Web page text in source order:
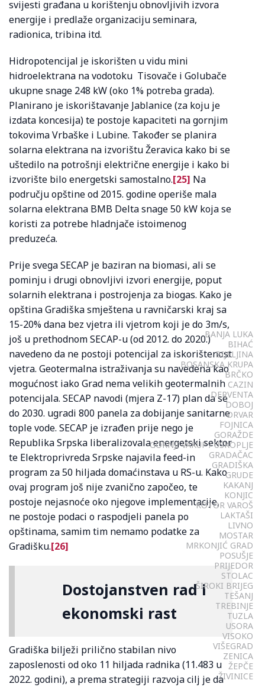
svijesti građana u korištenju obnovljivih izvora
energije i predlaže organizaciju seminara,
radionica, tribina itd.
Hidropotencijal je iskorišten u vidu mini
hidroelektrana na vodotoku Tisovače i Golubače
ukupne snage 248 kW (oko 1% potreba grada).
Planirano je iskorištavanje Jablanice (za koju je
izdata koncesija) te postoje kapaciteti na gornjim
tokovima Vrbaške i Lubine. Također se planira
solarna elektrana na izvorištu Žeravica kako bi se
uštedilo na potrošnji električne energije i kako bi
izvorište bilo energetski samostalno.[25] Na
području opštine od 2015. godine operiše mala
solarna elektrana BMB Delta snage 50 kW koja se
koristi za potrebe hladnjače istoimenog
preduzeća.
Prije svega SECAP je baziran na biomasi, ali se
pominju i drugi obnovljivi izvori energije, poput
solarnih elektrana i postrojenja za biogas. Kako je
opština Gradiška smještena u ravničarski kraj sa
15-20% dana bez vjetra ili vjetrom koji je do 3m/s,
još u prethodnom SECAP-u (od 2012. do 2020.)
navedeno da ne postoji potencijal za iskorištenost
vjetra. Geotermalna istraživanja su navedena kao
mogućnost iako Grad nema velikih geotermalnih
potencijala. SECAP navodi (mjera Z-17) plan da se
do 2030. ugradi 800 panela za dobijanje sanitarne
tople vode. SECAP je izrađen prije nego je
Republika Srpska liberalizovala energetski sektor
te Elektroprivreda Srpske najavila feed-in
program za 50 hiljada domaćinstava u RS-u. Kako
ovaj program još nije zvanično započeo, te
postoje nejasnoće oko njegove implementacije,
ne postoje podaci o raspodjeli panela po
opštinama, samim tim nemamo podatke za
Gradišku.[26]
Dostojanstven rad i
ekonomski rast
Gradiška bilježi prilično stabilan nivo
zaposlenosti od oko 11 hiljada radnika (11.483 u
2022. godini), a prema strategiji razvoja cilj je da
BANJA LUKA
BIHAĆ
BIJELJINA
BOSANSKA KRUPA
BRČKO
CAZIN
DERVENTA
DOBOJ
DRVAR
FOJNICA
GORAŽDE
GORNJI VAKUF / USKOPLJE
GRADAČAC
GRADIŠKA
GRUDE
KAKANJ
KONJIC
KOTOR VAROŠ
LAKTAŠI
LIVNO
MOSTAR
MRKONJIĆ GRAD
POSUŠJE
PRIJEDOR
STOLAC
ŠIROKI BRIJEG
TEŠANJ
TREBINJE
TUZLA
USORA
VISOKO
VIŠEGRAD
ZENICA
ŽEPČE
ŽIVINICE